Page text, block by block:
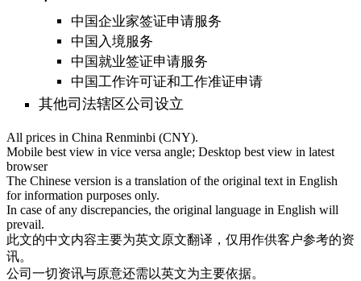
中国企业家签证申请服务
中国入境服务
中国就业签证申请服务
中国工作许可证和工作准证申请
其他司法辖区公司设立
All prices in China Renminbi (CNY).
Mobile best view in vice versa angle; Desktop best view in latest
browser
The Chinese version is a translation of the original text in English
for information purposes only.
In case of any discrepancies, the original language in English will
prevail.
此文的中文内容主要为英文原文翻译，仅用作供客户参考的资
讯。
公司一切资讯与原意还需以英文为主要依据。